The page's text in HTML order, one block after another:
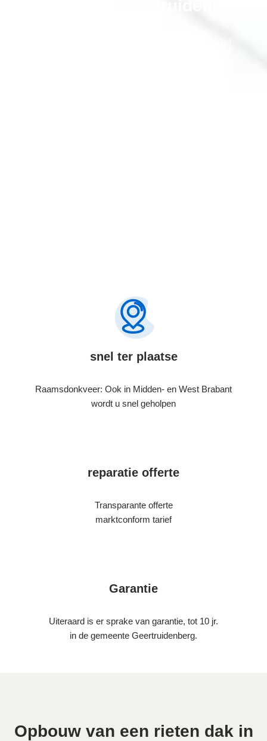
snel ter plaatse
Raamsdonkveer: Ook in Midden- en West Brabant
wordt u snel geholpen
reparatie offerte
Transparante offerte
marktconform tarief
Garantie
Uiteraard is er sprake van garantie, tot 10 jr.
in de gemeente Geertruidenberg.
Opbouw van een rieten dak in